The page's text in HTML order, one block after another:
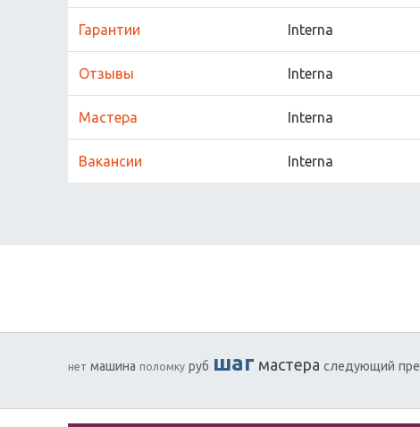
Гарантии Interna
Отзывы Interna
Мастера Interna
Вакансии Interna
нет машина поломку руб шаг мастера следующий